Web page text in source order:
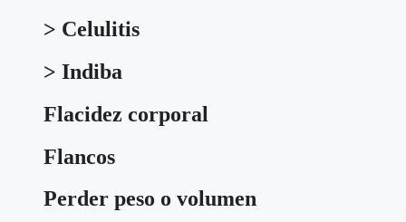
> Celulitis
> Indiba
Flacidez corporal
Flancos
Perder peso o volumen